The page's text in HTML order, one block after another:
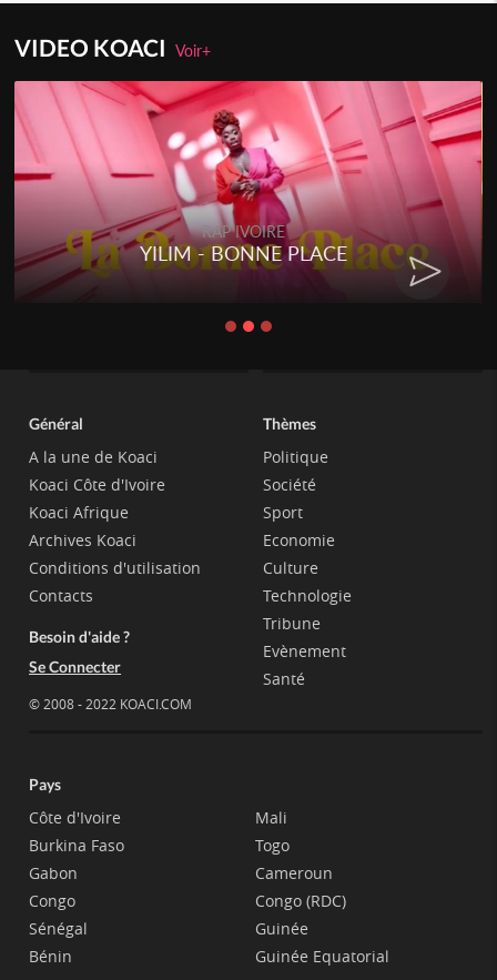
VIDEO KOACIVoir+
RAP IVOIRE
YILIM - BONNE PLACE
Général
A la une de Koaci
Koaci Côte d'Ivoire
Koaci Afrique
Archives Koaci
Conditions d'utilisation
Contacts
Besoin d'aide ?
Se Connecter
© 2008 - 2022 KOACI.COM
Thèmes
Politique
Société
Sport
Economie
Culture
Technologie
Tribune
Evènement
Santé
Pays
Côte d'Ivoire
Burkina Faso
Gabon
Congo
Sénégal
Bénin
Mali
Togo
Cameroun
Congo (RDC)
Guinée
Guinée Equatorial